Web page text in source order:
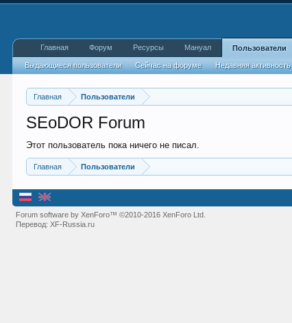
Главная Пользователи
SEoDOR Forum
Этот пользователь пока ничего не писал.
Главная Пользователи
Главная Форум Ресурсы Мануал Пользователи
Выдающиеся пользователи Сейчас на форуме Недавняя активность
Forum software by XenForo™©2010-2016 XenForo Ltd.
Перевод:XF-Russia.ru